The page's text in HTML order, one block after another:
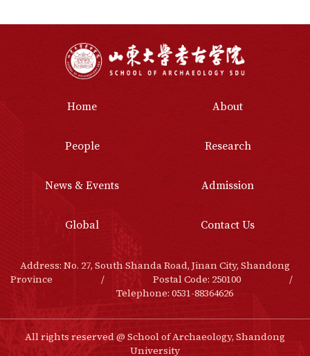
Home About
People Research
News & Events Admission
Global Contact Us
Address: No. 27, South Shanda Road, Jinan City, Shandong
Province
/ Postal Code: 250100
/
Telephone: 0531-88364626
All rights reserved @ School of Archaeology, Shandong
University